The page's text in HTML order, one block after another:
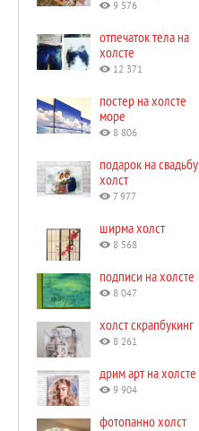
9 576
отпечаток тела на
холсте
12 371
постер на холсте
море
8 806
подарок на свадьбу
холст
7 977
ширма холст
8 568
подписи на холсте
8 047
холст скрапбукинг
8 261
дрим арт на холсте
9 904
фотопанно холст